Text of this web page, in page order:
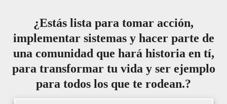
¿Estás lista para tomar acción,
implementar sistemas y hacer parte de
una comunidad que hará historia en tí,
para transformar tu vida y ser ejemplo
para todos los que te rodean.?